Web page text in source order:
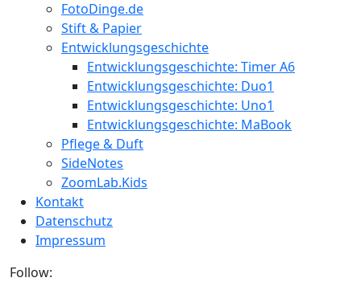
FotoDinge.de
Stift & Papier
Entwicklungsgeschichte
Entwicklungsgeschichte: Timer A6
Entwicklungsgeschichte: Duo1
Entwicklungsgeschichte: Uno1
Entwicklungsgeschichte: MaBook
Pflege & Duft
SideNotes
ZoomLab.Kids
Kontakt
Datenschutz
Impressum
Follow: